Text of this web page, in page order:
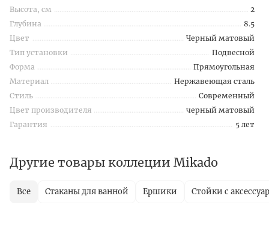
Высота, см
2
Глубина
8.5
Цвет
Черный матовый
Тип установки
Подвесной
Форма
Прямоугольная
Материал
Нержавеющая сталь
Стиль
Современный
Цвет производителя
черный матовый
Гарантия
5 лет
Другие товары коллеции Mikado
Все Стаканы для ванной Ершики Стойки с